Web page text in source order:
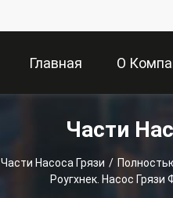
Главная
Страница
О
Части
Части Насоса Грязи /
Роугхнек. Насос